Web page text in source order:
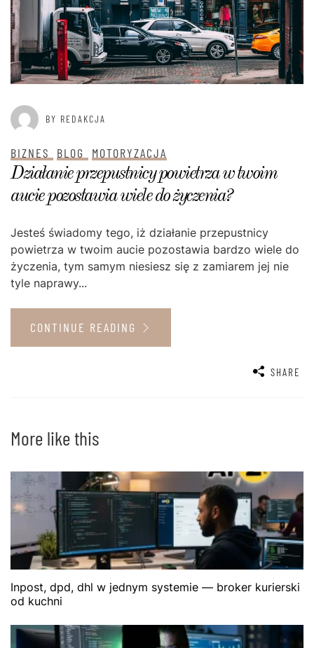
BY REDAKCJA
BIZNES BLOG MOTORYZACJA
Działanie przepustnicy powietrza w twoim
aucie pozostawia wiele do życzenia?
Jesteś świadomy tego, iż działanie przepustnicy
powietrza w twoim aucie pozostawia bardzo wiele do
życzenia, tym samym niesiesz się z zamiarem jej nie
tyle naprawy...
CONTINUE READING
SHARE
More like this
Inpost, dpd, dhl w jednym systemie — broker kurierski
od kuchni